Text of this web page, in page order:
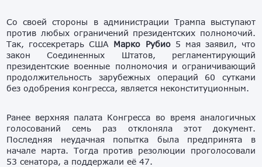
Со своей стороны в администрации Трампа выступают
против любых ограничений президентских полномочий.
Так, госсекретарь США Марко Рубио5 мая заявил, что
закон Соединенных Штатов, регламентирующий
президентские военные полномочия и ограничивающий
продолжительность зарубежных операций 60 сутками
без одобрения конгресса, является неконституционным.
Ранее верхняя палата Конгресса во время аналогичных
голосований семь раз отклоняла этот документ.
Последняя неудачная попытка была предпринята в
начале марта. Тогда против резолюции проголосовали
53 сенатора, а поддержали её 47.